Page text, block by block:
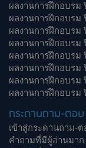
ผลงานการฝึกอบรม
ผลงานการฝึกอบรม
ผลงานการฝึกอบรม
ผลงานการฝึกอบรม
ผลงานการฝึกอบรม
ผลงานการฝึกอบรม
ผลงานการฝึกอบรม
ผลงานการฝึกอบรม
กระดานถาม-ตอบ
เข้าสู่กระดานถาม-ต
คำถามที่มีผู้อ่านมาก